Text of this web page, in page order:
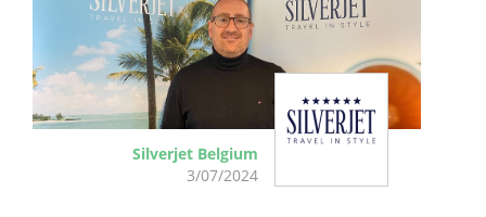
Silverjet Belgium
3/07/2024